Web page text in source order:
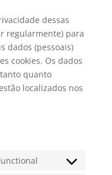
dessas
regularmente) para
dados (pessoais)
cookies. Os dados
quanto
localizados nos
Consent